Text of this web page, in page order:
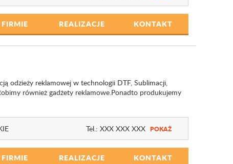
REALIZACJE KONTAKT
odzieży reklamowej w technologii DTF, Sublimacji,
również gadżety reklamowe.Ponadto produkujemy
Tel.: XXX XXX XXX POKAŻ
REALIZACJE KONTAKT